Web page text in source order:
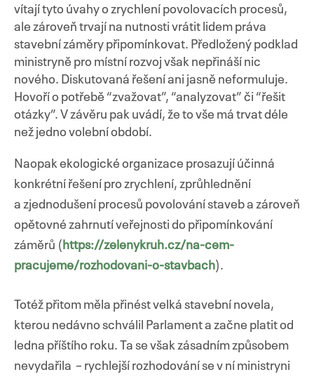
vítají tyto úvahy o zrychlení povolovacích procesů,
ale zároveň trvají na nutnosti vrátit lidem práva
stavební záměry připomínkovat. Předložený podklad
ministryně pro místní rozvoj však nepřináší nic
nového. Diskutovaná řešení ani jasně neformuluje.
Hovoří o potřebě “zvažovat”, “analyzovat” či “řešit
otázky”. V závěru pak uvádí, že to vše má trvat déle
než jedno volební období.
Naopak ekologické organizace prosazují účinná
konkrétní řešení pro zrychlení, zprůhlednění
a zjednodušení procesů povolování staveb a zároveň
opětovné zahrnutí veřejnosti do připomínkování
záměrů ( https://zelenykruh.cz/na-cem-
pracujeme/rozhodovani-o-stavbach).
Totéž přitom měla přinést velká stavební novela,
kterou nedávno schválil Parlament a začne platit od
ledna příštího roku. Ta se však zásadním způsobem
nevydařila – rychlejší rozhodování se v ní ministryni